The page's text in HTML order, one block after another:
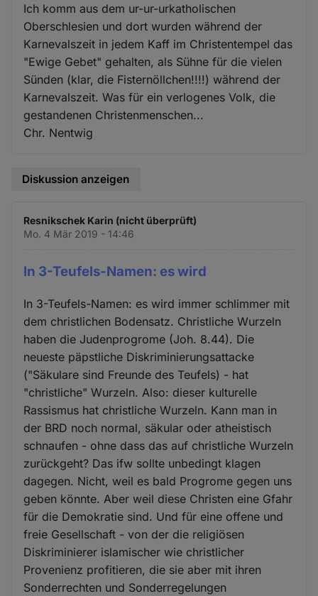
Ich komm aus dem ur-ur-urkatholischen
Oberschlesien und dort wurden während der
Karnevalszeit in jedem Kaff im Christentempel das
"Ewige Gebet" gehalten, als Sühne für die vielen
Sünden (klar, die Fisternöllchen!!!!) während der
Karnevalszeit. Was für ein verlogenes Volk, die
gestandenen Christenmenschen...
Chr. Nentwig
Diskussion anzeigen
Resnikschek Karin (nicht überprüft)
Mo. 4 Mär 2019 - 14:46
In 3-Teufels-Namen: es wird
In 3-Teufels-Namen: es wird immer schlimmer mit
dem christlichen Bodensatz. Christliche Wurzeln
haben die Judenprogrome (Joh. 8.44). Die
neueste päpstliche Diskriminierungsattacke
("Säkulare sind Freunde des Teufels) - hat
"christliche" Wurzeln. Also: dieser kulturelle
Rassismus hat christliche Wurzeln. Kann man in
der BRD noch normal, säkular oder atheistisch
schnaufen - ohne dass das auf christliche Wurzeln
zurückgeht? Das ifw sollte unbedingt klagen
dagegen. Nicht, weil es bald Progrome gegen uns
geben könnte. Aber weil diese Christen eine Gfahr
für die Demokratie sind. Und für eine offene und
freie Gesellschaft - von der die religiösen
Diskriminierer islamischer wie christlicher
Provenienz profitieren, die sie aber mit ihren
Sonderrechten und Sonderregelungen